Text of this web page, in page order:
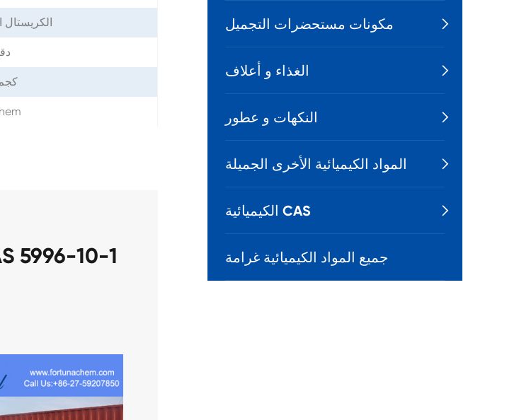
25
مكونات مستحضرات التجميل 
الغذاء و أعلاف 
النكهات و عطور 
المواد الكيميائية الأخرى الجميلة 
الكيميائية CAS 
جميع المواد الكيميائية غرامة